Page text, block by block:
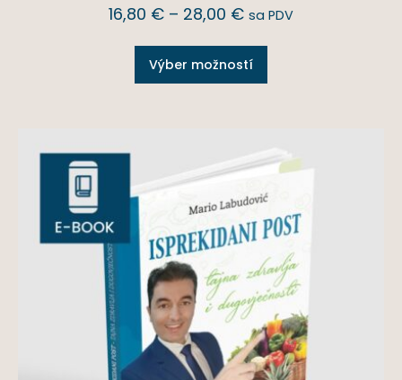
16,80 € – 28,00 € sa PDV
Výber možností